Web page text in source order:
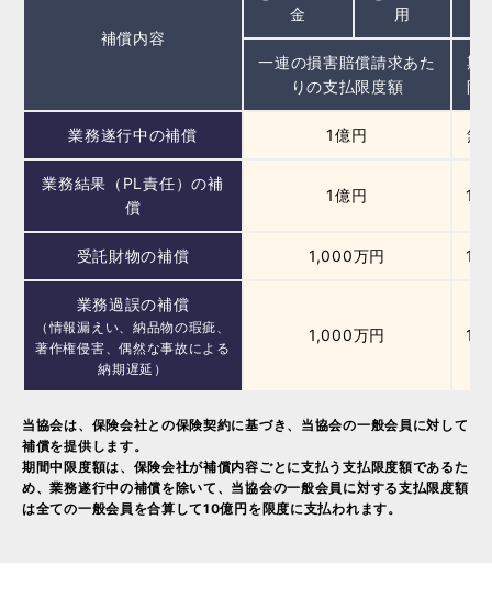
補償内容
金
用
一連の損害賠償請求あた
りの支払限度額
期
限
業務遂行中の補償 1億円 無
業務結果（PL責任）の補
償
1億円 10
受託財物の補償 1,000万円 10
業務過誤の補償
（情報漏えい、納品物の瑕疵、
著作権侵害、偶然な事故による
納期遅延）
1,000万円 10
当協会は、保険会社との保険契約に基づき、当協会の一般会員に対して
補償を提供します。
期間中限度額は、保険会社が補償内容ごとに支払う支払限度額であるた
め、業務遂行中の補償を除いて、当協会の一般会員に対する支払限度額
は全ての一般会員を合算して10億円を限度に支払われます。